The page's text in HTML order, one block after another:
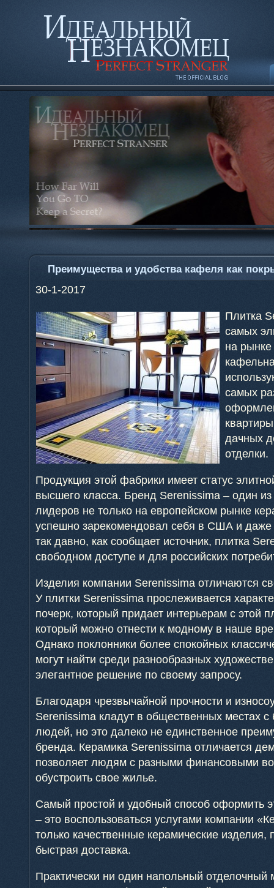
Преимущества и удобства кафеля как
30-1-2017
Плитка
самых
на
самых
дачных
отделки.
Продукция этой фабрики имеет статус
высшего класса. Бренд Serenissima – один
лидеров не только на европейском рынке
успешно зарекомендовал себя в США и
так давно, как сообщает источник, плитка
свободном доступе и для российских
Изделия компании Serenissima отличаются
У плитки Serenissima прослеживается
почерк, который придает интерьерам с этой
который можно отнести к модному в наше
Однако поклонники более спокойных
могут найти среди разнообразных
элегантное решение по своему запросу.
Благодаря чрезвычайной прочности и
Serenissima кладут в общественных местах
людей, но это далеко не единственное
бренда. Керамика Serenissima отличается
позволяет людям с разными финансовыми
обустроить свое жилье.
Самый простой и удобный способ оформить
– это воспользоваться услугами компании
только качественные керамические
быстрая доставка.
Практически ни один напольный